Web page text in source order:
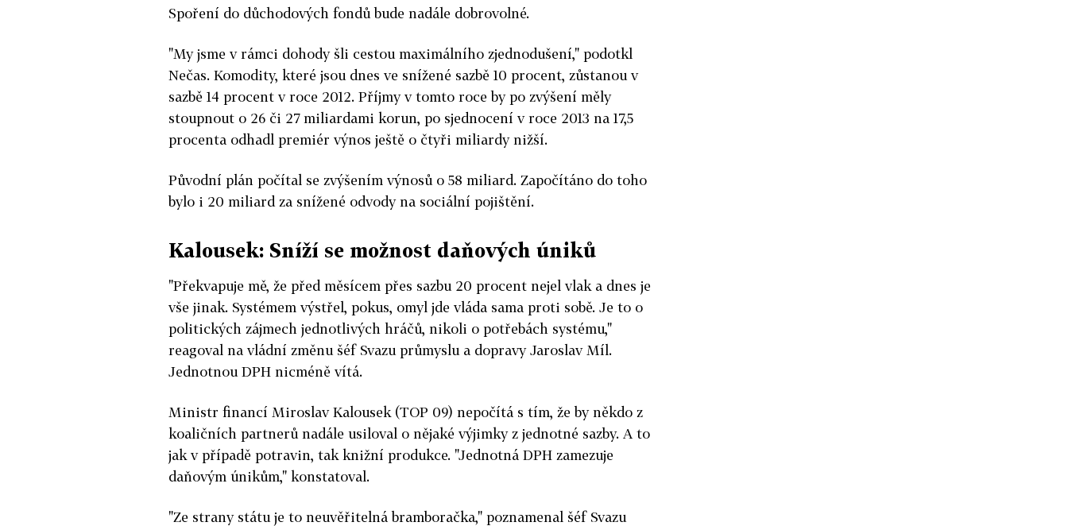
Spoření do důchodových fondů bude nadále dobrovolné.
"My jsme v rámci dohody šli cestou maximálního zjednodušení," podotkl
Nečas. Komodity, které jsou dnes ve snížené sazbě 10 procent, zůstanou v
sazbě 14 procent v roce 2012. Příjmy v tomto roce by po zvýšení měly
stoupnout o 26 či 27 miliardami korun, po sjednocení v roce 2013 na 17,5
procenta odhadl premiér výnos ještě o čtyři miliardy nižší.
Původní plán počítal se zvýšením výnosů o 58 miliard. Započítáno do toho
bylo i 20 miliard za snížené odvody na sociální pojištění.
Kalousek: Sníží se možnost daňových úniků
"Překvapuje mě, že před měsícem přes sazbu 20 procent nejel vlak a dnes je
vše jinak. Systémem výstřel, pokus, omyl jde vláda sama proti sobě. Je to o
politických zájmech jednotlivých hráčů, nikoli o potřebách systému,"
reagoval na vládní změnu šéf Svazu průmyslu a dopravy Jaroslav Míl.
Jednotnou DPH nicméně vítá.
Ministr financí Miroslav Kalousek (TOP 09) nepočítá s tím, že by někdo z
koaličních partnerů nadále usiloval o nějaké výjimky z jednotné sazby. A to
jak v případě potravin, tak knižní produkce. "Jednotná DPH zamezuje
daňovým únikům," konstatoval.
"Ze strany státu je to neuvěřitelná bramboračka," poznamenal šéf Svazu